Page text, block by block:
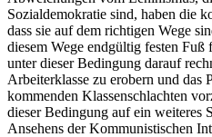
Sozialdemokratie sind, haben die
dass sie auf dem richtigen Wege
diesem Wege endgültig festen Fuß
unter dieser Bedingung darauf
Arbeiterklasse zu erobern und das
kommenden Klassenschlachten
dieser Bedingung auf ein weiteres
Ansehens der Kommunistischen